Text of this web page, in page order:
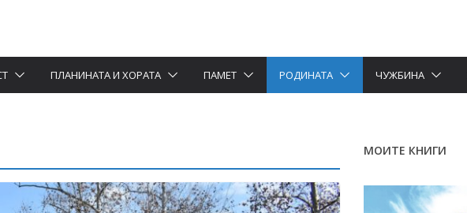
ПЛАНИНАТА И ХОРАТА ПАМЕТ РОДИНАТА ЧУЖБИНА
МОИТЕ КНИГИ